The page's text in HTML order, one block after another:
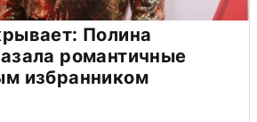
Полина
романтичные
избранником